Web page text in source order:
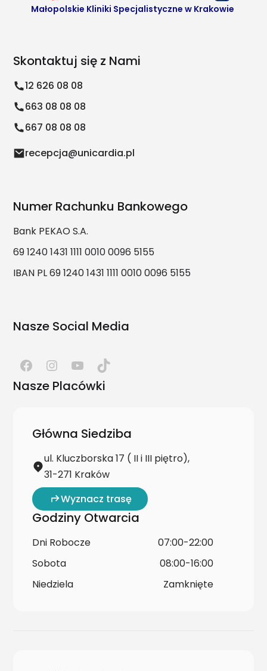
Małopolskie Kliniki Specjalistyczne w Krakowie
Skontaktuj się z Nami
12 626 08 08
663 08 08 08
667 08 08 08
recepcja@unicardia.pl
Numer Rachunku Bankowego
Bank PEKAO S.A.
69 1240 1431 1111 0010 0096 5155
IBAN PL 69 1240 1431 1111 0010 0096 5155
Nasze Social Media
Nasze Placówki
Główna Siedziba
ul. Kluczborska 17 ( II i III piętro),
31-271 Kraków
Wyznacz trasę
Godziny Otwarcia
Dni Robocze
07:00-22:00
Sobota
08:00-16:00
Niedziela
Zamknięte